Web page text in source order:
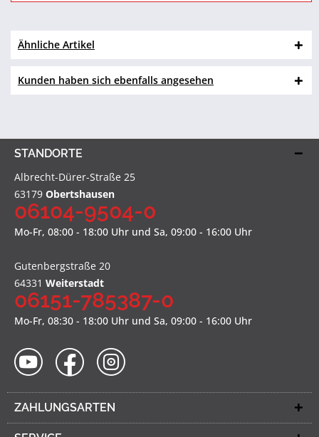
Ähnliche Artikel
Kunden haben sich ebenfalls angesehen
STANDORTE
Albrecht-Dürer-Straße 25
63179 Obertshausen
06104-9504-0
Mo-Fr, 08:00 - 18:00 Uhr und Sa, 09:00 - 16:00 Uhr
Gutenbergstraße 20
64331 Weiterstadt
06151-785387-0
Mo-Fr, 08:30 - 18:00 Uhr und Sa, 09:00 - 16:00 Uhr
ZAHLUNGSARTEN